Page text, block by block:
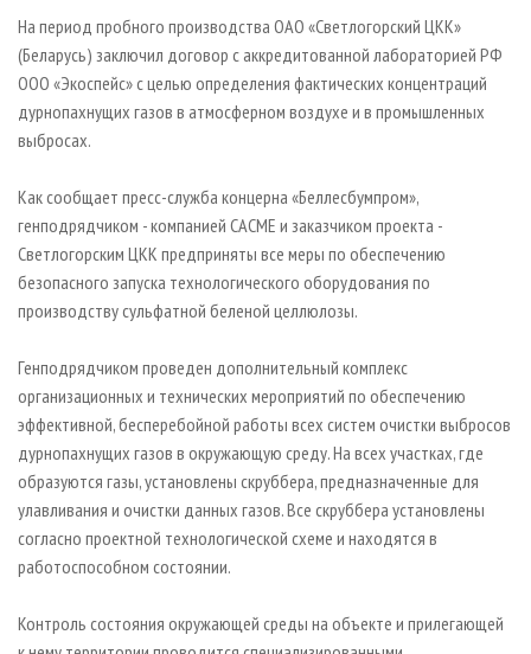
БИОЭНЕРГЕТИКА
ЦБП
ИНСТРУМЕНТ И МАТЕРИАЛЫ
RUSSIAN FORESTRY REVIEW
ГАЗЕТА ЛЕСПРОМФОРУМ
БИБЛИОТЕКА СПЕЦИАЛИСТА
На период пробного производства ОАО «Светлогорский ЦКК»
(Беларусь) заключил договор с аккредитованной лабораторией РФ
ООО «Экоспейс» с целью определения фактических концентраций
дурнопахнущих газов в атмосферном воздухе и в промышленных
выбросах.
Как сообщает пресс-служба концерна «Беллесбумпром»,
генподрядчиком - компанией САСМЕ и заказчиком проекта -
Светлогорским ЦКК предприняты все меры по обеспечению
безопасного запуска технологического оборудования по
производству сульфатной беленой целлюлозы.
Генподрядчиком проведен дополнительный комплекс
организационных и технических мероприятий по обеспечению
эффективной, бесперебойной работы всех систем очистки выбросов
дурнопахнущих газов в окружающую среду. На всех участках, где
образуются газы, установлены скруббера, предназначенные для
улавливания и очистки данных газов. Все скруббера установлены
согласно проектной технологической схеме и находятся в
работоспособном состоянии.
Контроль состояния окружающей среды на объекте и прилегающей